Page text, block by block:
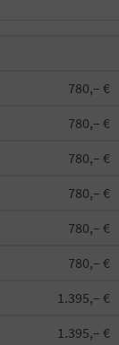
780,– €
780,– €
780,– €
780,– €
780,– €
780,– €
1.395,– €
1.395,– €